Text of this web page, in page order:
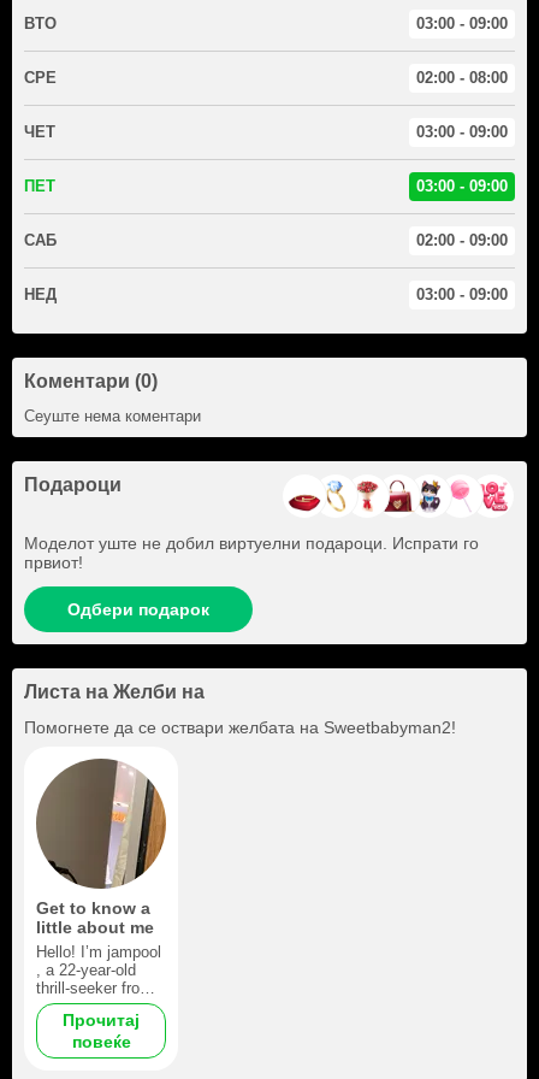
ВТО 03:00 - 09:00
СРЕ 02:00 - 08:00
ЧЕТ 03:00 - 09:00
ПЕТ 03:00 - 09:00
САБ 02:00 - 09:00
НЕД 03:00 - 09:00
Коментари (0)
Сеуште нема коментари
Подароци
Моделот уште не добил виртуелни подароци. Испрати го
првиот!
Одбери подарок
Листа на Желби на
Помогнете да се оствари желбата на Sweetbabyman2!
Get to know a
little about me
Hello! I’m jampool
, a 22-year-old
thrill-seeker from
Colombia with a
passion for life
that’s as bold as
my muscular,
Прочитај
повеќе